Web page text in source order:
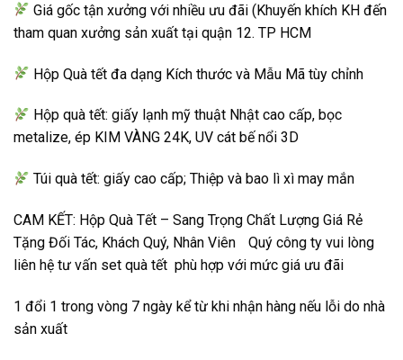
Giá gốc tận xưởng với nhiều ưu đãi (Khuyến khích KH đến
tham quan xưởng sản xuất tại quận 12. TP HCM
Hộp Quà tết đa dạng Kích thước và Mẫu Mã tùy chỉnh
Hộp quà tết: giấy lạnh mỹ thuật Nhật cao cấp, bọc
metalize, ép KIM VÀNG 24K, UV cát bế nổi 3D
Túi quà tết: giấy cao cấp; Thiệp và bao lì xì may mắn
CAM KẾT: Hộp Quà Tết – Sang Trọng Chất Lượng Giá Rẻ
Tặng Đối Tác, Khách Quý, Nhân Viên Quý công ty vui lòng
liên hệ tư vấn set quà tết phù hợp với mức giá ưu đãi
1 đổi 1 trong vòng 7 ngày kể từ khi nhận hàng nếu lỗi do nhà
sản xuất